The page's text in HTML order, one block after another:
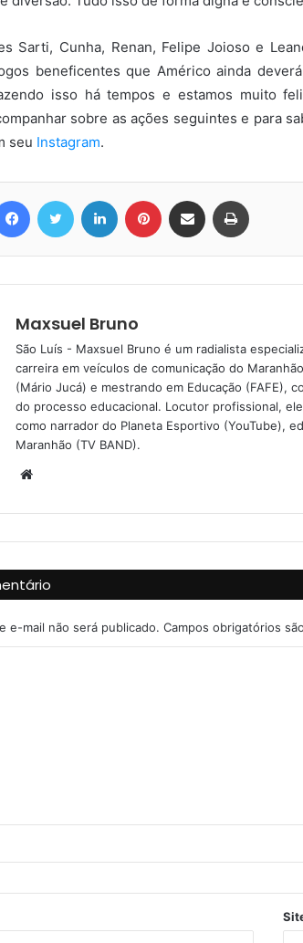
Sarti, Cunha, Renan, Felipe Joioso e
beneficentes que Américo ainda
isso há tempos e estamos muito
sobre as ações seguintes e para
seu Instagram.
Maxsuel Bruno
São Luís - Maxsuel Bruno é um radialista
carreira em veículos de comunicação do
(Mário Jucá) e mestrando em Educação (FAFE),
do processo educacional. Locutor profissional,
como narrador do Planeta Esportivo (YouTube),
Maranhão (TV BAND).
b
s
t
e
e-mail não será publicado. Campos obrigatórios